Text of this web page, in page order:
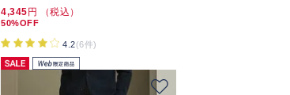
4,345 円 （税込）
50%OFF
4.2(6件)